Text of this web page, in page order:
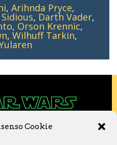
Cookie
,Arihnda Pryce,
, Darth Vader,
, Orson Krennic,
,Wilhuff Tarkin,